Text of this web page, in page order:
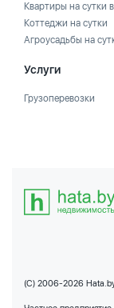
Квартиры на сутки
Коттеджи на сутки
Агроусадьбы на
Услуги
Грузоперевозки
(C) 2006-2026